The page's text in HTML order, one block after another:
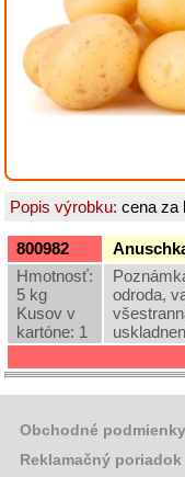
program
Papier
hygiena
potreby
Ostatný
rôzny
sortiment
Záhradná
dekoračná
keramika
Popis výrobku:cena za
800982
Hmotnosť:
5 kg
Kusov v
kartóne: 1
odroda,
Obchodné podmienky
Reklamačný poriadok